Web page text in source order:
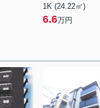
1K (24.22㎡)
6.6万円